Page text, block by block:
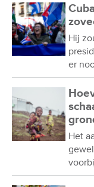
Hij
er
Het